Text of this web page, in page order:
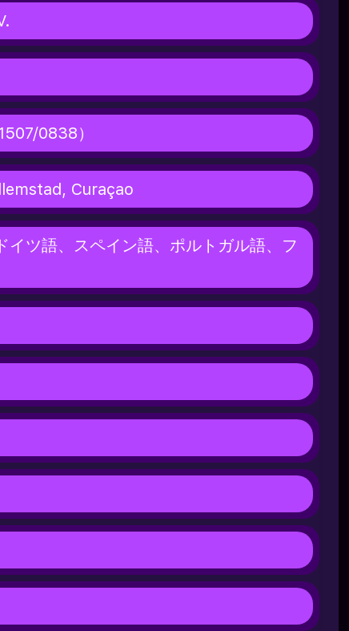
0838）
Curaçao
イツ語、スペイン語、ポルトガル語、フ